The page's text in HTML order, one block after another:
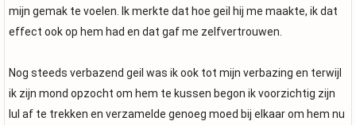
mijn gemak te voelen. Ik merkte dat hoe geil hij me maakte, ik dat
effect ook op hem had en dat gaf me zelfvertrouwen.
Nog steeds verbazend geil was ik ook tot mijn verbazing en terwijl
ik zijn mond opzocht om hem te kussen begon ik voorzichtig zijn
lul af te trekken en verzamelde genoeg moed bij elkaar om hem nu